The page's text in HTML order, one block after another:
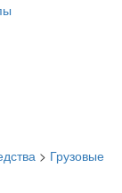
> Грузовые